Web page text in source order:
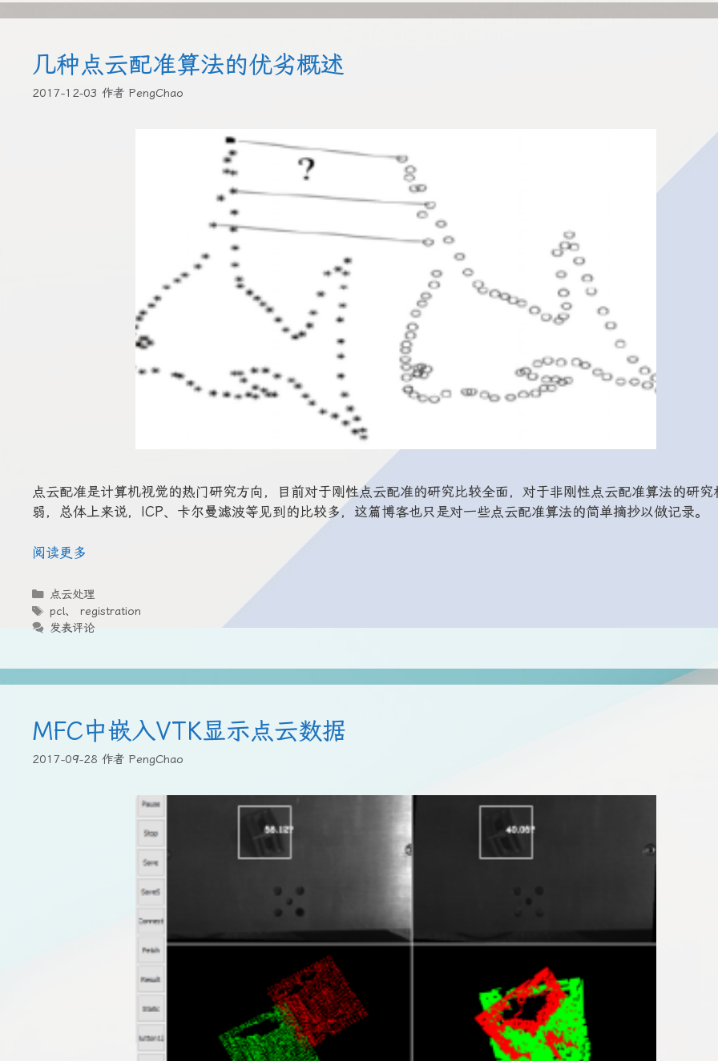
几种点云配准算法的优劣概述
2017-12-03 作者 PengChao
点云配准是计算机视觉的热门研究方向，目前对于刚性点云配准的研究比较全面，对于非刚性点云配准算法的研究
弱，总体上来说，ICP、卡尔曼滤波等见到的比较多，这篇博客也只是对一些点云配准算法的简单摘抄以做记录。
阅读更多
分
类
点云处理
标
签
pcl、 registration
发表评论
MFC中嵌入VTK显示点云数据
2017-09-28 作者 PengChao